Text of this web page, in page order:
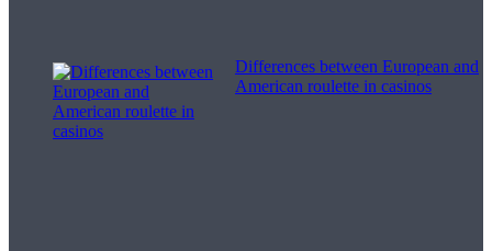
Differences between European and
American roulette in casinos